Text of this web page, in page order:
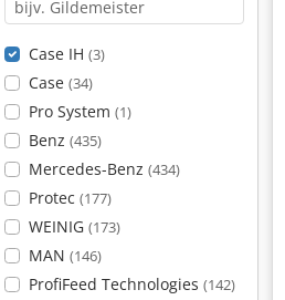
Case IH (3)
Case (34)
Pro System (1)
Benz (435)
Mercedes-Benz (434)
Protec (177)
WEINIG (173)
MAN (146)
ProfiFeed Technologies (142)